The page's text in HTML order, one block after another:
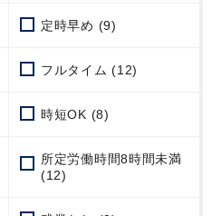
定時早め (9)
フルタイム (12)
時短OK (8)
所定労働時間8時間未満
(12)